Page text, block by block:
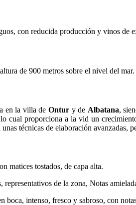
con reducida producción y vinos de
de 900 metros sobre el nivel del
en la villa deOntur y de Albatana,
lo cual proporciona a la vid un
técnicas de elaboración avanzadas,
matices tostados, de capa alta.
representativos de la zona, Notas
boca, intenso, fresco y sabroso, con